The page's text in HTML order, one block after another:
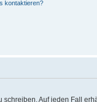
kontaktieren?
Auf jeden Fall